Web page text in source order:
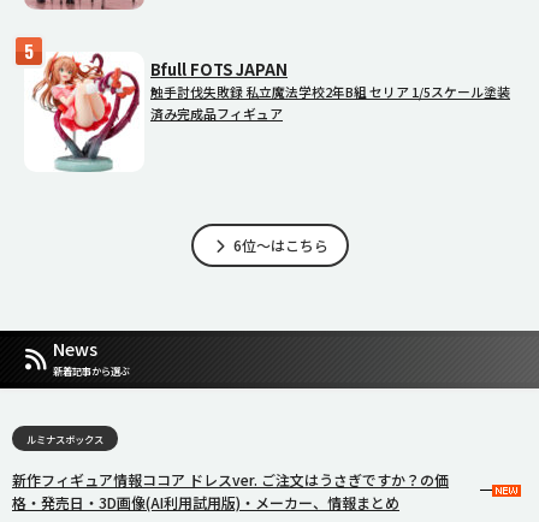
Bfull FOTS JAPAN
触手討伐失敗録 私立魔法学校2年B組 セリア 1/5スケール塗装
済み完成品フィギュア
6位～はこちら
News
新着記事から選ぶ
ルミナスボックス
新作フィギュア情報ココア ドレスver. ご注文はうさぎですか？の価
格・発売日・3D画像(AI利用試用版)・メーカー、情報まとめ